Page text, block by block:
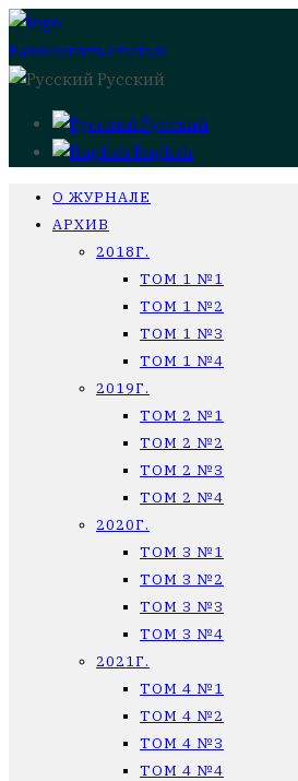
Разместить статью
Русский
Русский
English
О ЖУРНАЛЕ
АРХИВ
2018Г.
ТОМ 1 №1
ТОМ 1 №2
ТОМ 1 №3
ТОМ 1 №4
2019Г.
ТОМ 2 №1
ТОМ 2 №2
ТОМ 2 №3
ТОМ 2 №4
2020Г.
ТОМ 3 №1
ТОМ 3 №2
ТОМ 3 №3
ТОМ 3 №4
2021Г.
ТОМ 4 №1
ТОМ 4 №2
ТОМ 4 №3
ТОМ 4 №4